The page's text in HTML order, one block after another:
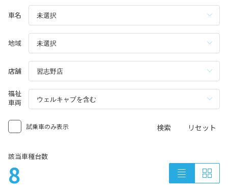
車名
地域
店舗
福祉
車両
試乗車のみ表示 検索 リセット
該当車種台数
8